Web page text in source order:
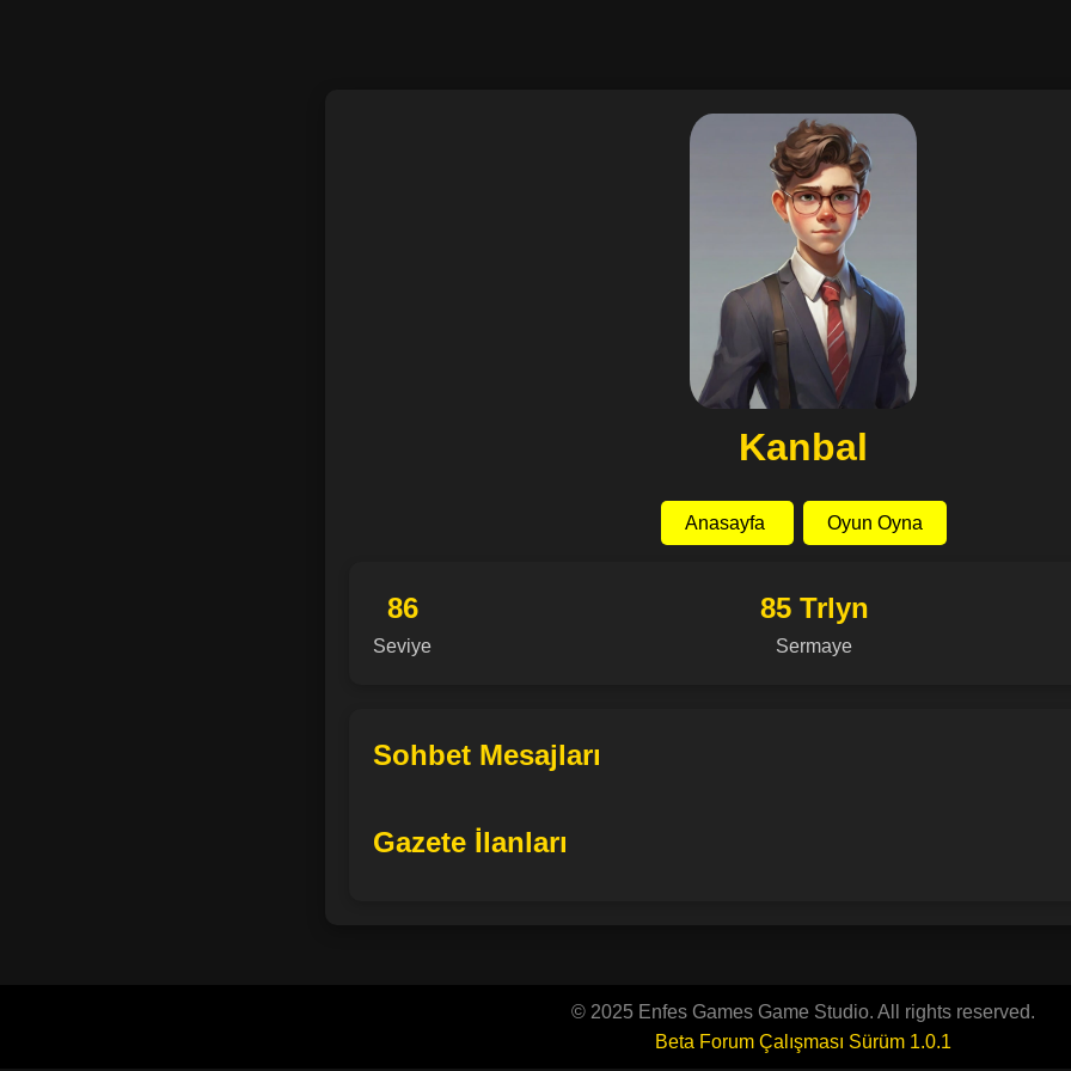
Kanbal
Anasayfa Oyun Oyna
86
Seviye
85 Trlyn
Sermaye
Sohbet Mesajları
Gazete İlanları
© 2025 Enfes Games Game Studio. All rights reserved.
Beta Forum Çalışması Sürüm 1.0.1